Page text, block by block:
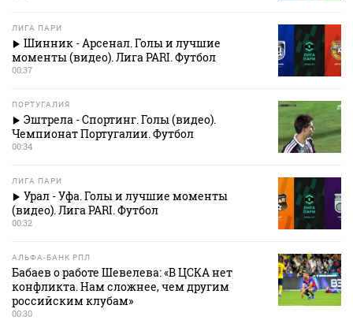
ЛИГА ПАРИ
Шинник - Арсенал. Голы и лучшие
моменты (видео). Лига PARI. Футбол
00:37
ПОРТУГАЛИЯ
Эштрела - Спортинг. Голы (видео).
Чемпионат Португалии. Футбол
00:34
ЛИГА ПАРИ
Урал - Уфа. Голы и лучшие моменты
(видео). Лига PARI. Футбол
00:32
АЛЬФА-БАНК РПЛ
Бабаев о работе Шевелева: «В ЦСКА нет
конфликта. Нам сложнее, чем другим
российским клубам»
00:30